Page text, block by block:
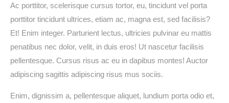
Ac porttitor, scelerisque cursus tortor, eu, tincidunt vel porta
porttitor tincidunt ultrices, etiam ac, magna est, sed facilisis?
Et! Enim integer. Parturient lectus, ultricies pulvinar eu mattis
penatibus nec dolor, velit, in duis eros! Ut nascetur facilisis
pellentesque. Cursus risus ac eu in dapibus montes! Auctor
adipiscing sagittis adipiscing risus mus sociis.
Enim, dignissim a, pellentesque aliquet, lundium porta odio et,